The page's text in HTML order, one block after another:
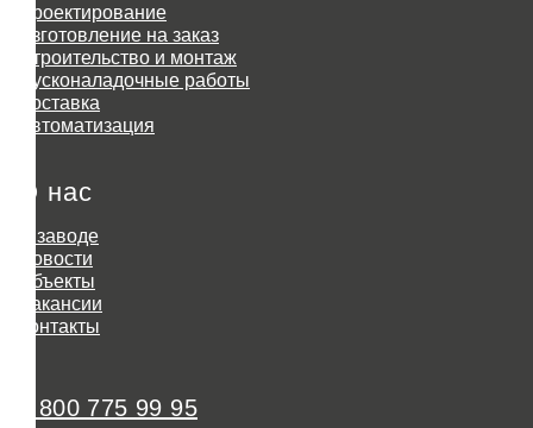
Проектирование
Изготовление на заказ
Строительство и монтаж
Пусконаладочные работы
Доставка
Автоматизация
О нас
О заводе
Новости
Объекты
Вакансии
Контакты
8 800 775 99 95